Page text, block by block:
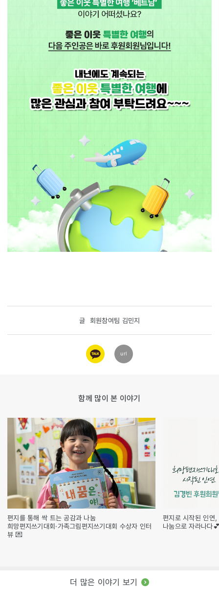
글 회원참여팀 김민지
카카오
링크
url
함께 많이 본 이야기
편지를 통해 싹 트는 공감과 나눔
희망편지쓰기대회·가족그림편지쓰기대회 수상자 인터
뷰 💌
편지로 시작된 인연,
나눔으로 자라나다
더 많은 이야기 보기